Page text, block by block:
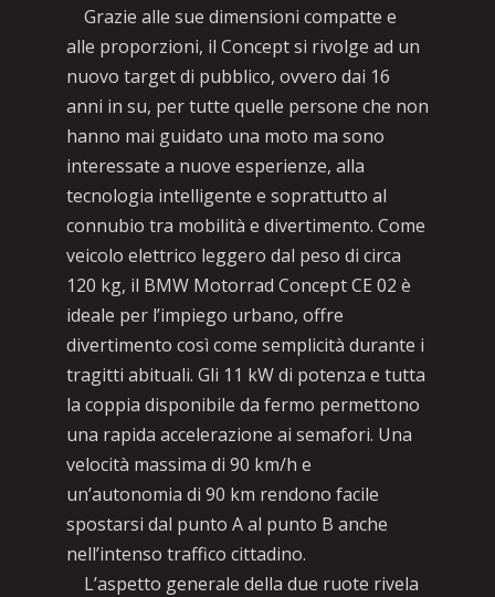
Grazie alle sue dimensioni compatte e
alle proporzioni, il Concept si rivolge ad un
nuovo target di pubblico, ovvero dai 16
anni in su, per tutte quelle persone che non
hanno mai guidato una moto ma sono
interessate a nuove esperienze, alla
tecnologia intelligente e soprattutto al
connubio tra mobilità e divertimento. Come
veicolo elettrico leggero dal peso di circa
120 kg, il BMW Motorrad Concept CE 02 è
ideale per l’impiego urbano, offre
divertimento così come semplicità durante i
tragitti abituali. Gli 11 kW di potenza e tutta
la coppia disponibile da fermo permettono
una rapida accelerazione ai semafori. Una
velocità massima di 90 km/h e
un’autonomia di 90 km rendono facile
spostarsi dal punto A al punto B anche
nell’intenso traffico cittadino.
L’aspetto generale della due ruote rivela